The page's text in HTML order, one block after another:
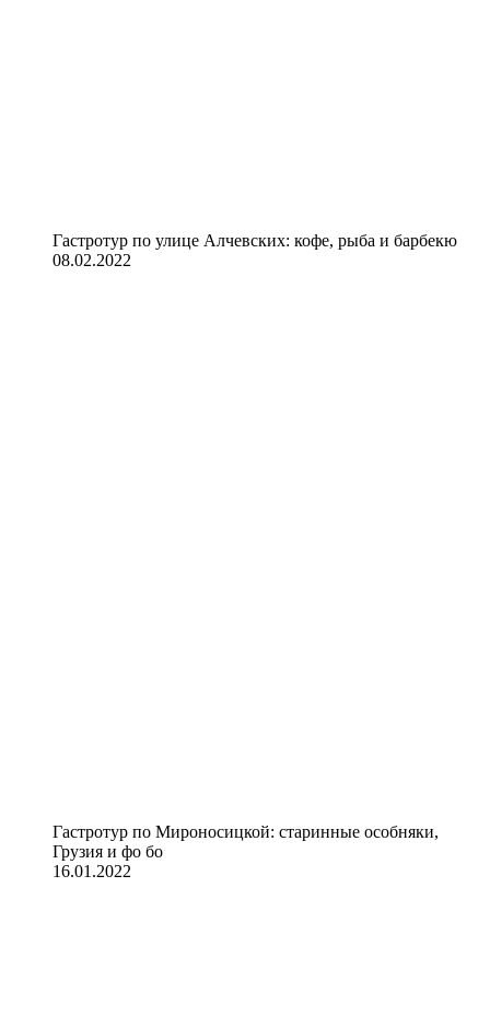
Гастротур по улице Алчевских: кофе, рыба и барбекю
08.02.2022
Гастротур по Мироносицкой: старинные особняки,
Грузия и фо бо
16.01.2022